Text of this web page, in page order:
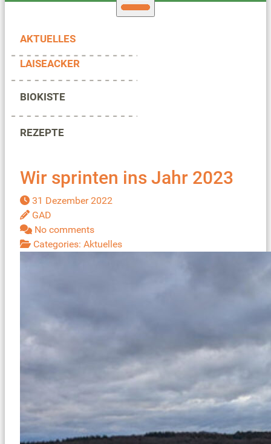
AKTUELLES
LAISEACKER
BIOKISTE
REZEPTE
Wir sprinten ins Jahr 2023
31 Dezember 2022
GAD
No comments
Categories: Aktuelles